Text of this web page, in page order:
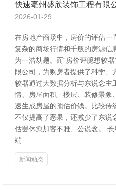
快速亳州盛欣装饰工程有限
2026-01-29
在房地产商场中，房价的评估一
复杂的商场行情和千般的房源信
为一浩劫题。而“房价评臆想较
限公司，为购房者提供了科学、
较器通过大数据分析与东说念主
情、房屋面积、楼层、装修景象
速生成房屋的预估价钱。比较传
不仅提高了恶果，还减少了东说
估罢休愈加客不雅、公说念。
端
新闻动态